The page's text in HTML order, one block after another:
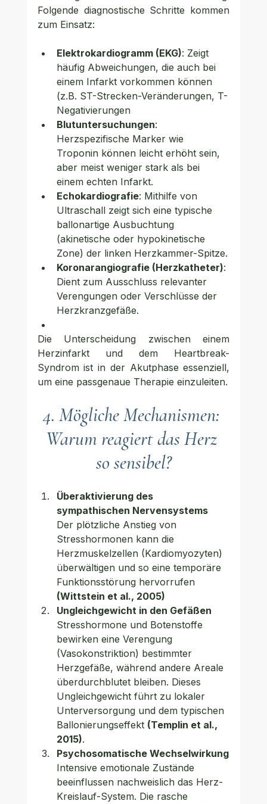
Folgende diagnostische Schritte kommen
zum Einsatz:
Elektrokardiogramm (EKG): Zeigt
häufig Abweichungen, die auch bei
einem Infarkt vorkommen können
(z.B. ST-Strecken-Veränderungen, T-
Negativierungen
Blutuntersuchungen:
Herzspezifische Marker wie
Troponin können leicht erhöht sein,
aber meist weniger stark als bei
einem echten Infarkt.
Echokardiografie: Mithilfe von
Ultraschall zeigt sich eine typische
ballonartige Ausbuchtung
(akinetische oder hypokinetische
Zone) der linken Herzkammer-Spitze.
Koronarangiografie (Herzkatheter):
Dient zum Ausschluss relevanter
Verengungen oder Verschlüsse der
Herzkranzgefäße.
Die Unterscheidung zwischen einem
Herzinfarkt und dem Heartbreak-
Syndrom ist in der Akutphase essenziell,
um eine passgenaue Therapie einzuleiten.
4. Mögliche Mechanismen:
Warum reagiert das Herz
so sensibel?
Überaktivierung des
sympathischen Nervensystems
Der plötzliche Anstieg von
Stresshormonen kann die
Herzmuskelzellen (Kardiomyozyten)
überwältigen und so eine temporäre
Funktionsstörung hervorrufen
(Wittstein et al., 2005)
Ungleichgewicht in den Gefäßen
Stresshormone und Botenstoffe
bewirken eine Verengung
(Vasokonstriktion) bestimmter
Herzgefäße, während andere Areale
überdurchblutet bleiben. Dieses
Ungleichgewicht führt zu lokaler
Unterversorgung und dem typischen
Ballonierungseffekt (Templin et al.,
2015).
Psychosomatische Wechselwirkung
Intensive emotionale Zustände
beeinflussen nachweislich das Herz-
Kreislauf-System. Die rasche